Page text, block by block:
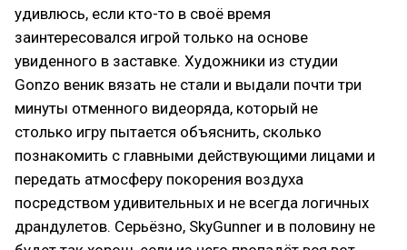
удивлюсь, если кто-то в своё время
заинтересовался игрой только на основе
увиденного в заставке. Художники из студии
Gonzo веник вязать не стали и выдали почти три
минуты отменного видеоряда, который не
столько игру пытается объяснить, сколько
познакомить с главными действующими лицами и
передать атмосферу покорения воздуха
посредством удивительных и не всегда логичных
драндулетов. Серьёзно, SkyGunner и в половину не